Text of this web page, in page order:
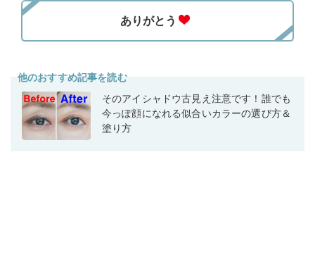
他のおすすめ記事を読む
そのアイシャドウ古見え注意です！誰でも
今っぽ顔になれる似合いカラーの選び方＆
塗り方